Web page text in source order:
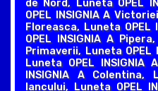
de Nord, Luneta OPEL
OPEL INSIGNIA A
Floreasca, Luneta OPEL
OPEL INSIGNIA A
Primaverii, Luneta OPEL
Luneta OPEL
INSIGNIA A Colentina,
Iancului, Luneta OPEL